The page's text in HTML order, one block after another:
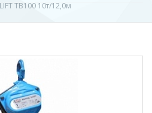
ТВ100 10т/12,0м